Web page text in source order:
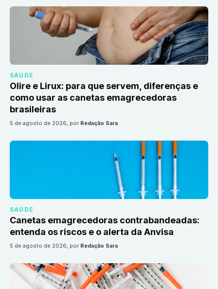
SAÚDE
Olire e Lirux: para que servem, diferenças e
como usar as canetas emagrecedoras
brasileiras
5 de agosto de 2026, por Redação Sara
SAÚDE
Canetas emagrecedoras contrabandeadas:
entenda os riscos e o alerta da Anvisa
5 de agosto de 2026, por Redação Sara